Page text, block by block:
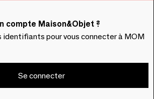
compte Maison&Objet ?
identifiants pour vous connecter à MOM
Se connecter